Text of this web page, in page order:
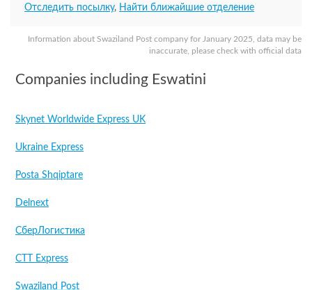
Information about Swaziland Post company for January 2025, data may be
inaccurate, please check with official data
Отследить посылку, Найти ближайшие отделение
Companies including Eswatini
Skynet Worldwide Express UK
Ukraine Express
Posta Shqiptare
Delnext
СберЛогистика
CTT Express
Swaziland Post